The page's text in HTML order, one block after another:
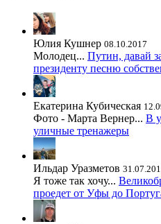
Юлия Кушнер 08.10.2017
Молодец... Путин, давай
президенту песню
Екатерина Кубическая
Фото - Марта Вернер... В
уличные тренажеры
Ильдар Уразметов
Я тоже так хочу...
проедет от Уфы до